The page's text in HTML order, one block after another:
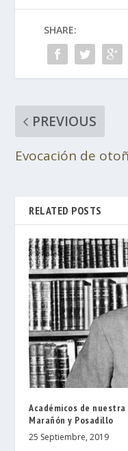
SHARE:
PREVIOUS
Evocación de
RELATED POSTS
Académicos de
Marañón y Posadillo
25 Septiembre, 2019